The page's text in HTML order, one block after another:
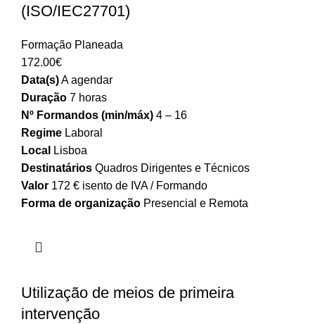
(ISO/IEC27701)
Formação Planeada
172.00€
Data(s)A agendar
Duração 7 horas
Nº Formandos (min/máx) 4 – 16
Regime Laboral
Local
Lisboa
Destinatários Quadros Dirigentes e Técnicos
Valor 172 € isento de IVA / Formando
Forma de organização Presencial e Remota
Utilização de meios de primeira
intervenção